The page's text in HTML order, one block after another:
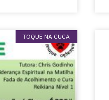
TOQUE NA CUCA